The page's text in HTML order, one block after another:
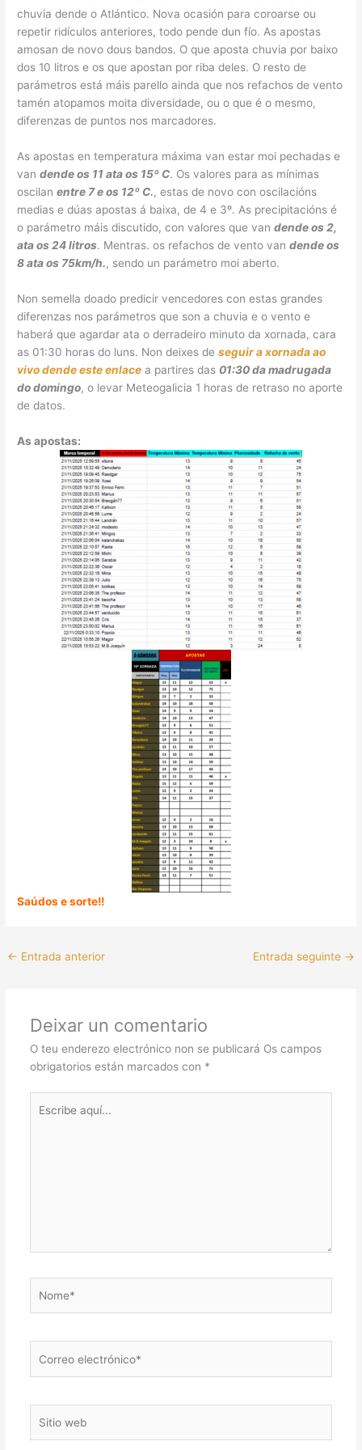
chuvia dende o Atlántico. Nova ocasión para coroarse ou
repetir ridículos anteriores, todo pende dun fío. As apostas
amosan de novo dous bandos. O que aposta chuvia por baixo
dos 10 litros e os que apostan por riba deles. O resto de
parámetros está máis parello ainda que nos refachos de vento
tamén atopamos moita diversidade, ou o que é o mesmo,
diferenzas de puntos nos marcadores.
As apostas en temperatura máxima van estar moi pechadas e
vandende os 11 ata os 15º C. Os valores para as mínimas
oscilanentre 7 e os 12º C., estas de novo con oscilacións
medias e dúas apostas á baixa, de 4 e 3º. As precipitacións é
o parámetro máis discutido, con valores que vandende os 2,
ata os 24 litros. Mentras. os refachos de vento vandende os
8 ata os 75km/h., sendo un parámetro moi aberto.
Non semella doado predicir vencedores con estas grandes
diferenzas nos parámetros que son a chuvia e o vento e
haberá que agardar ata o derradeiro minuto da xornada, cara
as 01:30 horas do luns. Non deixes deseguir a xornada ao
vivo dende este enlace a partires das 01:30 da madrugada
do domingo, o levar Meteogalicia 1 horas de retraso no aporte
de datos.
As apostas:
Saúdos e sorte!!
← Entrada anterior Entrada seguinte →
Deixar un comentario
O teu enderezo electrónico non se publicará Os campos
obrigatorios están marcados con *
aquí...
electrónico*
web